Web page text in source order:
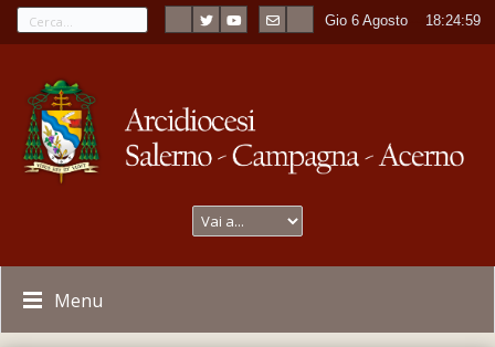
Gio 6 Agosto 18:24:59
Menu